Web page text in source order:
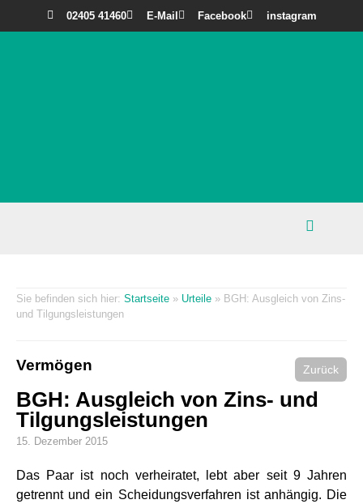
02405 41460 E-Mail Facebook instagram
Startseite » Urteile » BGH: Ausgleich von Zins-
und Tilgungsleistungen
Vermögen Zurück
BGH: Ausgleich von Zins- und
Tilgungsleistungen
15. Dezember 2015
Das Paar ist noch verheiratet, lebt aber seit 9 Jahren
getrennt und ein Scheidungsverfahren ist anhängig. Die